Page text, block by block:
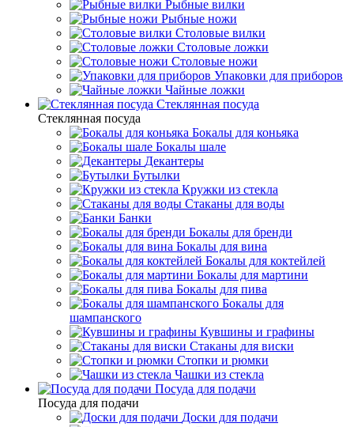
Рыбные вилки
Рыбные ножи
Столовые вилки
Столовые ложки
Столовые ножи
Упаковки для приборов
Чайные ложки
Стеклянная посуда
Стеклянная посуда
Бокалы для коньяка
Бокалы шале
Декантеры
Бутылки
Кружки из стекла
Стаканы для воды
Банки
Бокалы для бренди
Бокалы для вина
Бокалы для коктейлей
Бокалы для мартини
Бокалы для пива
Бокалы для
шампанского
Кувшины и графины
Стаканы для виски
Стопки и рюмки
Чашки из стекла
Посуда для подачи
Посуда для подачи
Доски для подачи